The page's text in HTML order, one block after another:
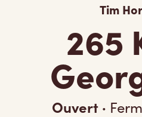
Tim
265
Ouvert ·